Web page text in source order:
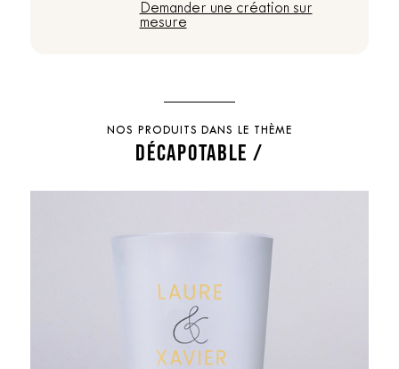
Demander une création sur
mesure
NOS PRODUITS DANS LE THÈME
DÉCAPOTABLE /